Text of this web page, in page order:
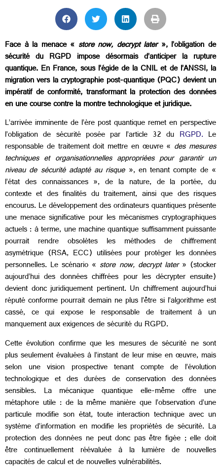
Face à la menace « store now, decrypt later», l’obligation de
sécurité du RGPD impose désormais d’anticiper la rupture
quantique. En France, sous l’égide de la CNIL et de l’ANSSI, la
migration vers la cryptographie post-quantique (PQC) devient un
impératif de conformité, transformant la protection des données
en une course contre la montre technologique et juridique.
L’arrivée imminente de l’ère post quantique remet en perspective
l’obligation de sécurité posée par l’article 32 du RGPD. Le
responsable de traitement doit mettre en œuvre « des mesures
techniques et organisationnelles appropriées pour garantir un
niveau de sécurité adapté au risque», en tenant compte de «
l’état des connaissances », de la nature, de la portée, du
contexte et des finalités du traitement, ainsi que des risques
encourus. Le développement des ordinateurs quantiques présente
une menace significative pour les mécanismes cryptographiques
actuels : à terme, une machine quantique suffisamment puissante
pourrait rendre obsolètes les méthodes de chiffrement
asymétrique (RSA, ECC) utilisées pour protéger les données
personnelles. Le scénario « store now, decrypt later» (stocker
aujourd’hui des données chiffrées pour les décrypter ensuite)
devient donc juridiquement pertinent. Un chiffrement aujourd’hui
réputé conforme pourrait demain ne plus l’être si l’algorithme est
cassé, ce qui expose le responsable de traitement à un
manquement aux exigences de sécurité du RGPD.
Cette évolution confirme que les mesures de sécurité ne sont
plus seulement évaluées à l’instant de leur mise en œuvre, mais
selon une vision prospective tenant compte de l’évolution
technologique et des durées de conservation des données
sensibles. La mécanique quantique elle-même offre une
métaphore utile : de la même manière que l’observation d’une
particule modifie son état, toute interaction technique avec un
système d’information en modifie les propriétés de sécurité. La
protection des données ne peut donc pas être figée ; elle doit
être continuellement réévaluée à la lumière de nouvelles
capacités de calcul et de nouvelles vulnérabilités.